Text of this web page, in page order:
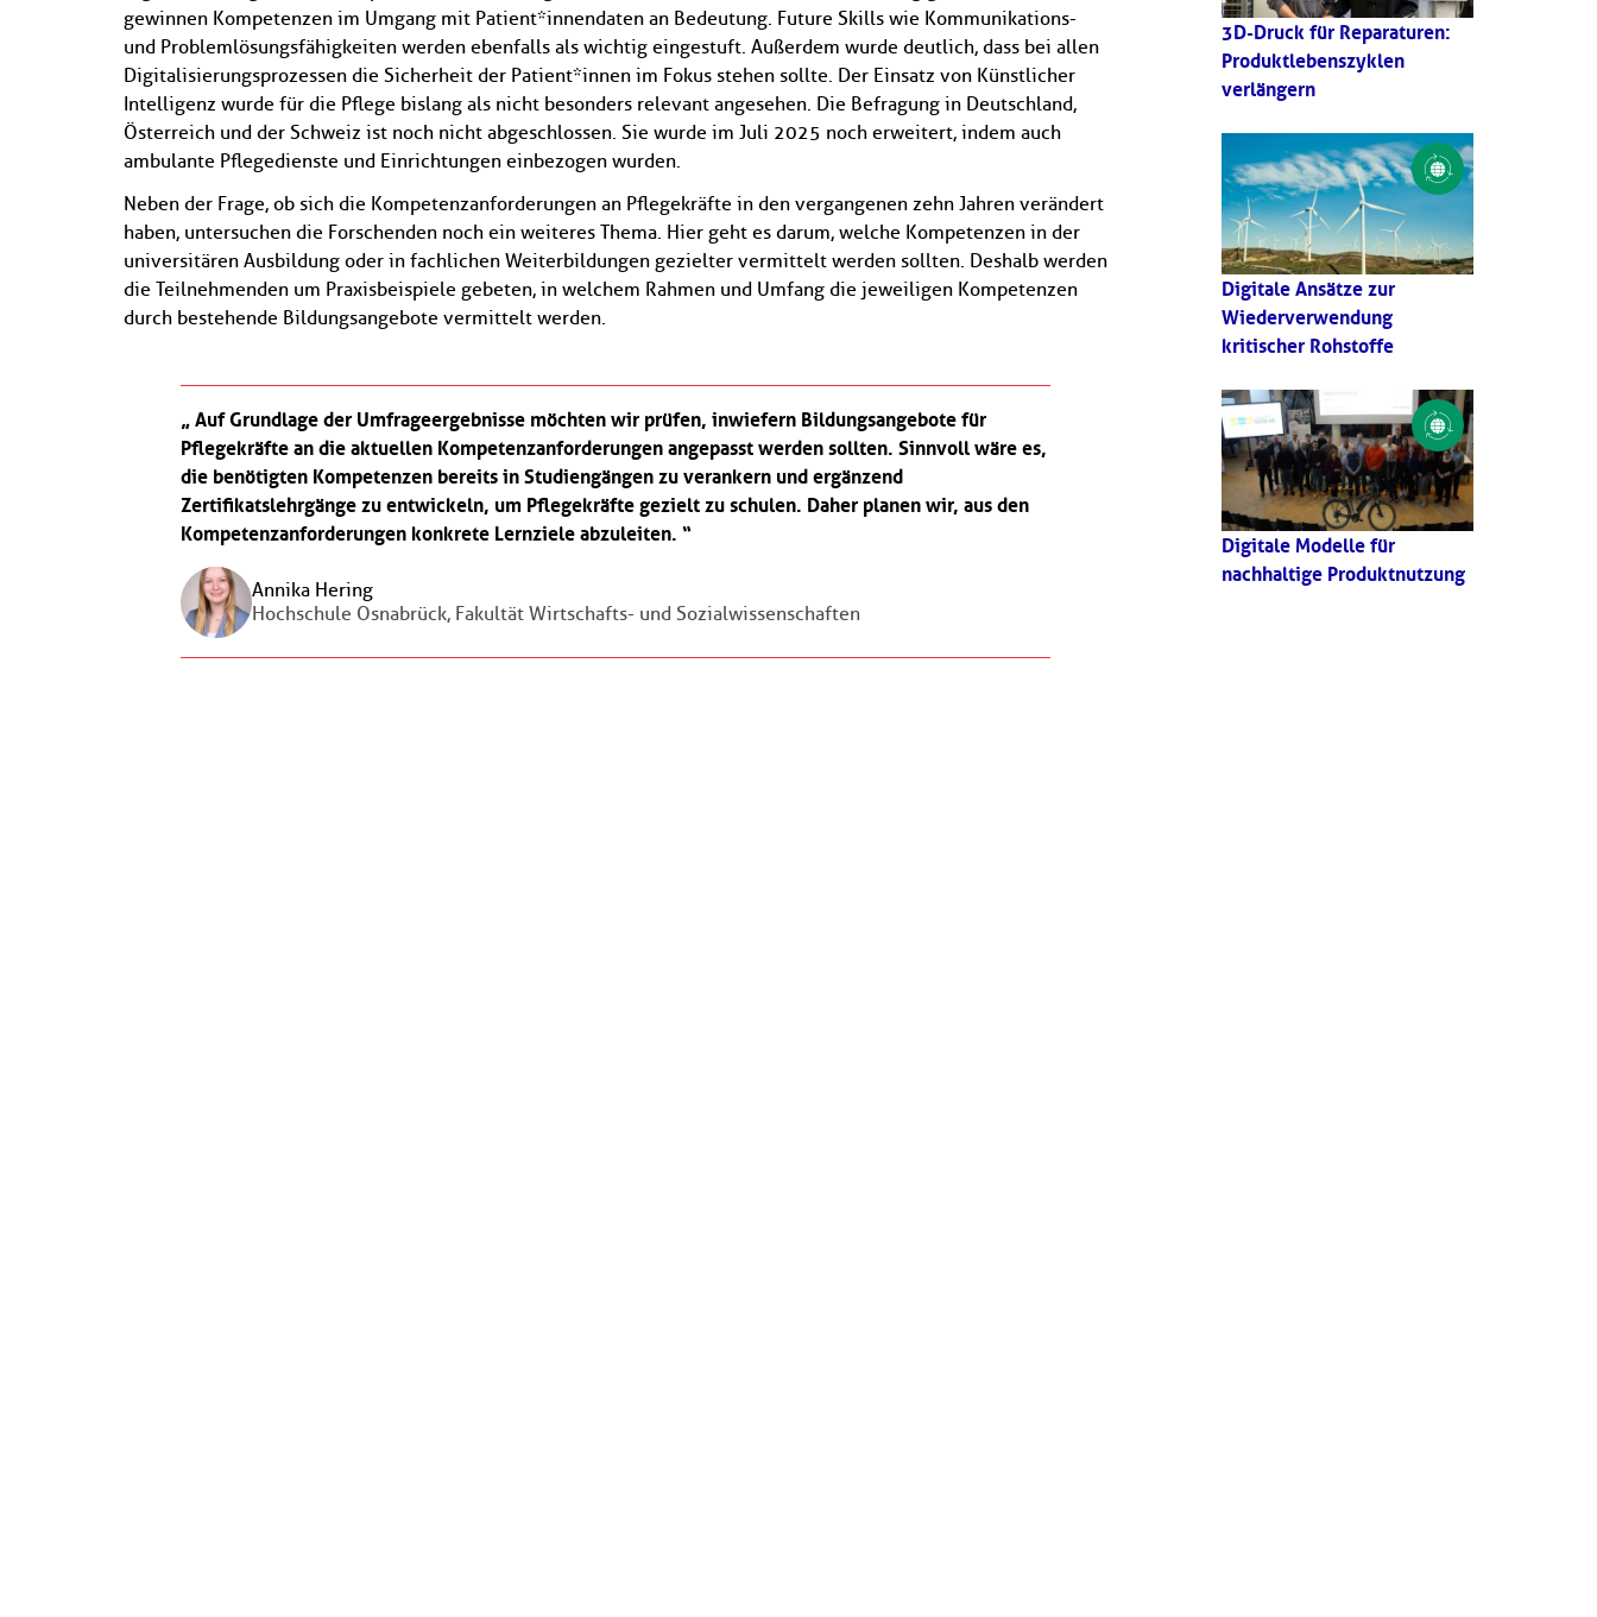
gewinnen Kompetenzen im Umgang mit Patient*innendaten an Bedeutung. Future Skills wie Kommunikations-
und Problemlösungsfähigkeiten werden ebenfalls als wichtig eingestuft. Außerdem wurde deutlich, dass bei allen
Digitalisierungsprozessen die Sicherheit der Patient*innen im Fokus stehen sollte. Der Einsatz von Künstlicher
Intelligenz wurde für die Pflege bislang als nicht besonders relevant angesehen. Die Befragung in Deutschland,
Österreich und der Schweiz ist noch nicht abgeschlossen. Sie wurde im Juli 2025 noch erweitert, indem auch
ambulante Pflegedienste und Einrichtungen einbezogen wurden.
Neben der Frage, ob sich die Kompetenzanforderungen an Pflegekräfte in den vergangenen zehn Jahren verändert
haben, untersuchen die Forschenden noch ein weiteres Thema. Hier geht es darum, welche Kompetenzen in der
universitären Ausbildung oder in fachlichen Weiterbildungen gezielter vermittelt werden sollten. Deshalb werden
die Teilnehmenden um Praxisbeispiele gebeten, in welchem Rahmen und Umfang die jeweiligen Kompetenzen
durch bestehende Bildungsangebote vermittelt werden.
Auf Grundlage der Umfrageergebnisse möchten wir prüfen, inwiefern Bildungsangebote für
Pflegekräfte an die aktuellen Kompetenzanforderungen angepasst werden sollten. Sinnvoll wäre es,
die benötigten Kompetenzen bereits in Studiengängen zu verankern und ergänzend
Zertifikatslehrgänge zu entwickeln, um Pflegekräfte gezielt zu schulen. Daher planen wir, aus den
Kompetenzanforderungen konkrete Lernziele abzuleiten.
Annika Hering
Hochschule Osnabrück, Fakultät Wirtschafts- und Sozialwissenschaften
3D-Druck für Reparaturen:
Produktlebenszyklen
verlängern
Digitale Ansätze zur
Wiederverwendung
kritischer Rohstoffe
Digitale Modelle für
nachhaltige Produktnutzung